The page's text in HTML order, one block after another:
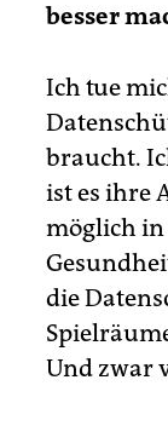
besser
Ich tue
braucht.
ist es ihre
möglich in
die
Und zwar